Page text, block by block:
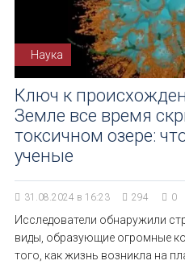
Наука
Ключ к
Земле все время
токсичном озере:
ученые
31.08.2024 в 16:23 294 0
Исследователи обнаружили
виды, образующие огромные
того, как жизнь возникла на